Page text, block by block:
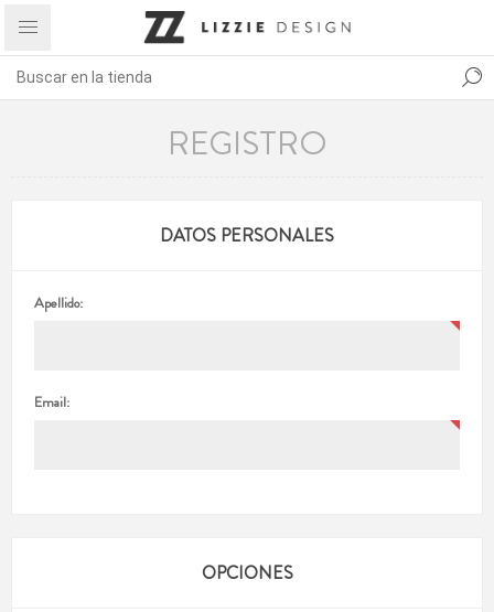
REGISTRO
DATOS PERSONALES
Apellido:
Email:
OPCIONES